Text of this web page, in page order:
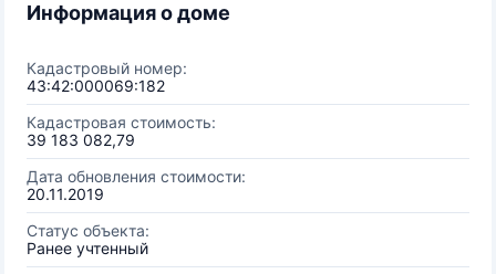
Информация о доме
Кадастровый номер:
43:42:000069:182
Кадастровая стоимость:
39 183 082,79
Дата обновления стоимости:
20.11.2019
Статус объекта:
Ранее учтенный